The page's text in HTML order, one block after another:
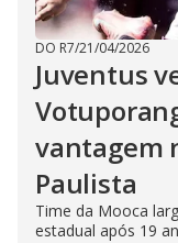
DO R7/21/04/2026
Juventus
vantagem
Paulista
Time da Mooca
estadual após 19